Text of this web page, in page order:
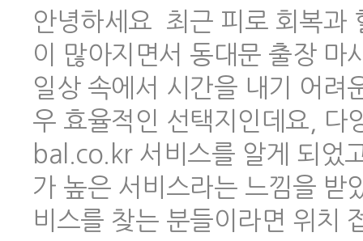
안녕하세요 최근 피로 회복과
이 많아지면서 동대문 출장 마
일상 속에서 시간을 내기 어려
우 효율적인 선택지인데요,
bal.co.kr 서비스를 알게 되었
가 높은 서비스라는 느낌을 받
비스를 찾는 분들이라면 위치